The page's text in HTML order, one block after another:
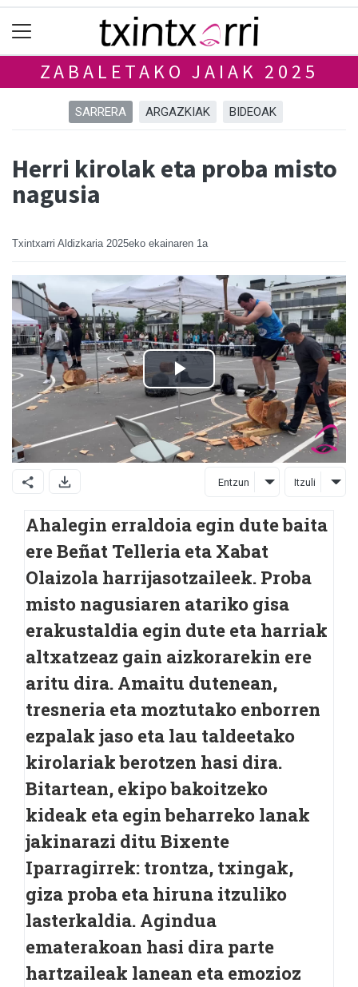
ZABALETAKO JAIAK 2025
SARRERA ARGAZKIAK BIDEOAK
Herri kirolak eta proba misto
nagusia
Txintxarri Aldizkaria 2025eko ekainaren 1a
Entzun Itzuli
Ahalegin erraldoia egin dute baita
ere Beñat Telleria eta Xabat
Olaizola harrijasotzaileek. Proba
misto nagusiaren atariko gisa
erakustaldia egin dute eta harriak
altxatzeaz gain aizkorarekin ere
aritu dira. Amaitu dutenean,
tresneria eta moztutako enborren
ezpalak jaso eta lau taldeetako
kirolariak berotzen hasi dira.
Bitartean, ekipo bakoitzeko
kideak eta egin beharreko lanak
jakinarazi ditu Bixente
Iparragirrek: trontza, txingak,
giza proba eta hiruna itzuliko
lasterkaldia. Agindua
ematerakoan hasi dira parte
hartzaileak lanean eta emozioz